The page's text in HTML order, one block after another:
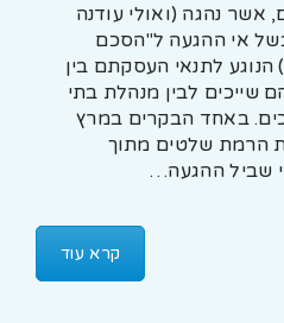
אשר נהגה (ואולי עודנה
אי ההגעה ל"הסכם
הנוגע לתנאי העסקתם בין
שייכים לבין מנהלת בתי
באחד הבקרים במרץ
הרמת שלטים מתוך
שביל ההגעה…
קרא עוד